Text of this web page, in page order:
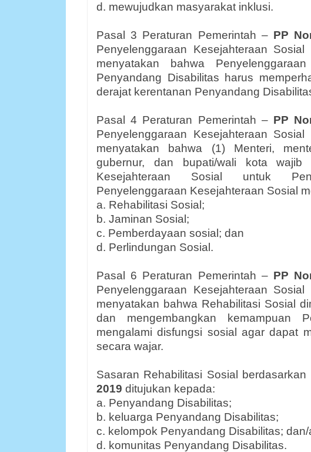
d. mewujudkan masyarakat inklusi.
Pasal 3 Peraturan Pemerintah – PP
Penyelenggaraan Kesejahteraan
menyatakan bahwa
Penyandang Disabilitas harus
derajat kerentanan Penyandang
Pasal 4 Peraturan Pemerintah – PP
Penyelenggaraan Kesejahteraan
menyatakan bahwa (1) Menteri,
gubernur, dan bupati/wali kota wajib
Kesejahteraan Sosial untuk
Penyelenggaraan Kesejahteraan Sosial
a. Rehabilitasi Sosial;
b. Jaminan Sosial;
c. Pemberdayaan sosial; dan
d. Perlindungan Sosial.
Pasal 6 Peraturan Pemerintah – PP
Penyelenggaraan Kesejahteraan
menyatakan bahwa Rehabilitasi Sosial
dan mengembangkan kemampuan
mengalami disfungsi sosial agar dapat
secara wajar.
Sasaran Rehabilitasi Sosial berdasarkan
2019 ditujukan kepada:
a. Penyandang Disabilitas;
b. keluarga Penyandang Disabilitas;
c. kelompok Penyandang Disabilitas; dan/
d. komunitas Penyandang Disabilitas.